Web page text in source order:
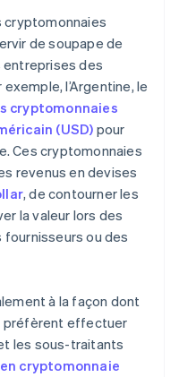
cryptomonnaies
de soupape de
des
l’Argentine, le
cryptomonnaies
(USD) pour
Ces cryptomonnaies
revenus en devises
, de contourner les
la valeur lors des
ou des
à la façon dont
préfèrent effectuer
les sous-traitants
cryptomonnaie